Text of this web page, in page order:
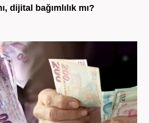
dijital bağımlılık mı?